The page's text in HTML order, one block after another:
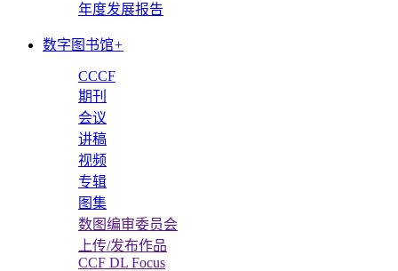
年度发展报告
数字图书馆+
CCCF
期刊
会议
讲稿
视频
专辑
图集
数图编审委员会
上传/发布作品
CCF DL Focus